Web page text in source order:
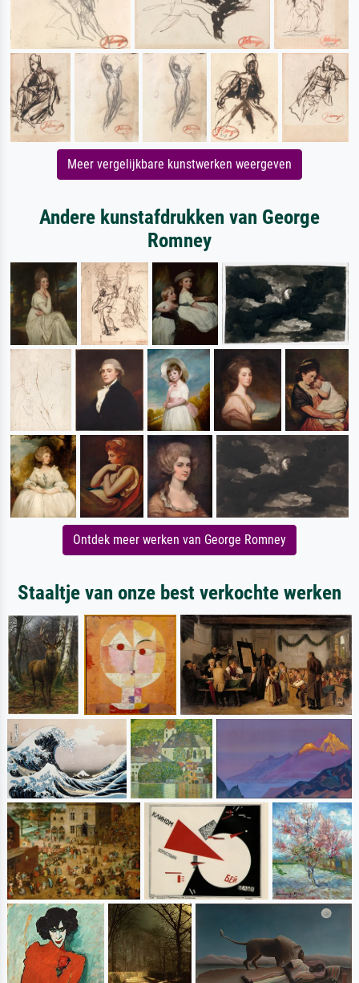
Meer vergelijkbare kunstwerken weergeven
Andere kunstafdrukken van George
Romney
Ontdek meer werken van George Romney
Staaltje van onze best verkochte werken